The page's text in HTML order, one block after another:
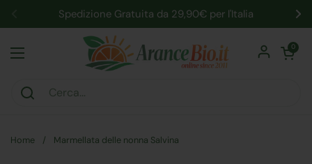
Passa ai contenuti
PrecedenteSpedizione Gratuita da 29,90€ per l'Italia
Apri menu
Apri
0
Home / Marmellata delle nonna Salvina